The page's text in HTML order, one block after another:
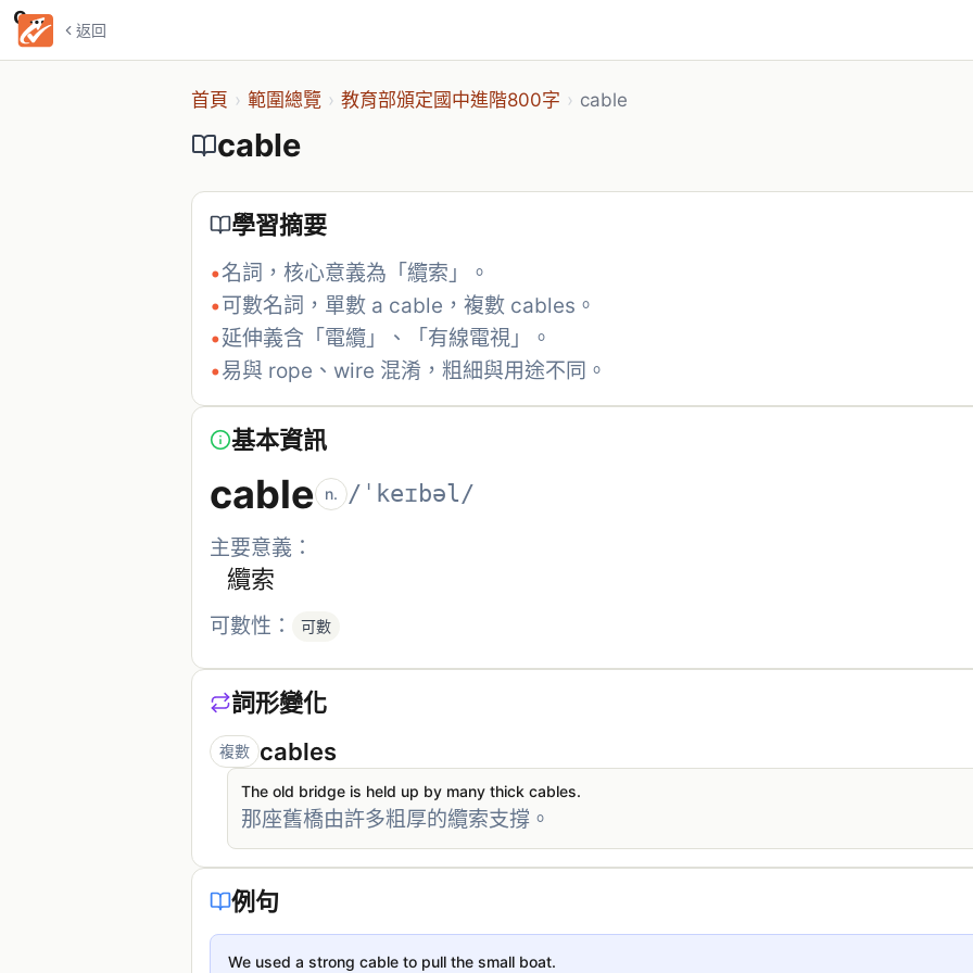
返回
cable
首頁 › 範圍總覽 › 教育部頒定國中進階800字 › cable
cable
學習摘要
•名詞，核心意義為「纜索」。
•可數名詞，單數 a cable，複數 cables。
•延伸義含「電纜」、「有線電視」。
•易與 rope、wire 混淆，粗細與用途不同。
基本資訊
cable n. /ˈkeɪbəl/
主要意義：
纜索
可數性： 可數
詞形變化
複數 cables
The old bridge is held up by many thick cables.
那座舊橋由許多粗厚的纜索支撐。
例句
We used a strong cable to pull the small boat.